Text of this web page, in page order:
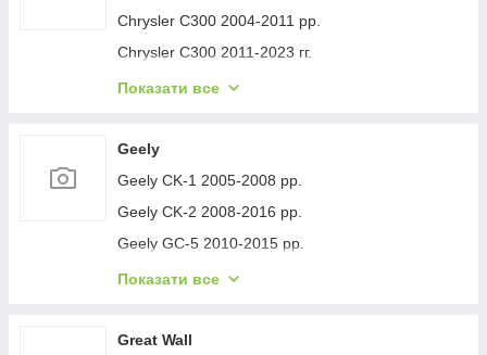
Chrysler C300 2004-2011 рр.
Chrysler C300 2011-2023 гг.
Chrysler Voyager 1996-2001 рр.
Chrysler 200 II 2014-2017 рр.
Показати все
Geely
Geely CK-1 2005-2008 рр.
Geely CK-2 2008-2016 рр.
Geely GC-5 2010-2015 рр.
Geely GC-6 2014-2020 рр.
Geely Emgrand EC7 2009- рр.
Показати все
Great Wall